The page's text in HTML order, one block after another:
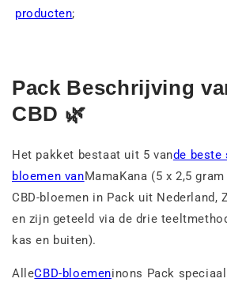
producten;
Pack Beschrijving
CBD 🌿
Het pakket bestaat uit 5 vande beste
bloemen vanMamaKana (5 x 2,5
CBD-bloemen in Pack uit Nederland,
en zijn geteeld via de drie
kas en buiten).
AlleCBD-bloemeninons Pack